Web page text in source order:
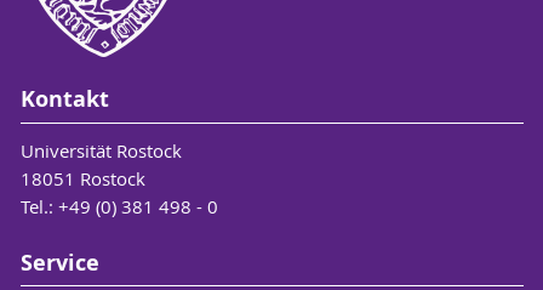
Kontakt
Universität Rostock
18051 Rostock
Tel.: +49 (0) 381 498 - 0
Service